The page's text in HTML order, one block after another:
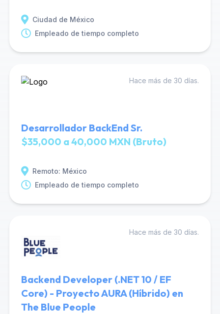
Ciudad de México
Empleado de tiempo completo
Hace más de 30 días.
Desarrollador BackEnd Sr.
$35,000 a 40,000 MXN (Bruto)
Remoto: México
Empleado de tiempo completo
Hace más de 30 días.
Backend Developer (.NET 10 / EF
Core) - Proyecto AURA (Híbrido) en
The Blue People